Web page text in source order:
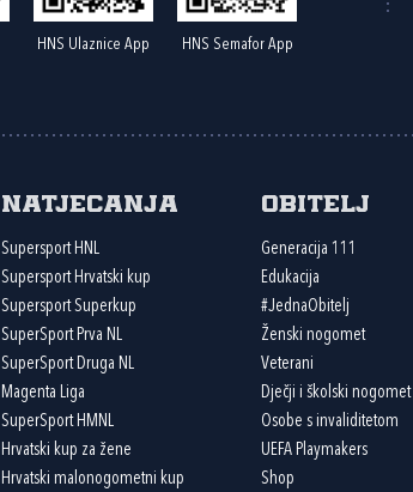
HNS Ulaznice App HNS Semafor App
Natjecanja
Supersport HNL
Supersport Hrvatski kup
Supersport Superkup
SuperSport Prva NL
SuperSport Druga NL
Magenta Liga
SuperSport HMNL
Hrvatski kup za žene
Hrvatski malonogometni kup
Obitelj
Generacija 111
Edukacija
#JednaObitelj
Ženski nogomet
Veterani
Dječji i školski nogomet
Osobe s invaliditetom
UEFA Playmakers
Shop